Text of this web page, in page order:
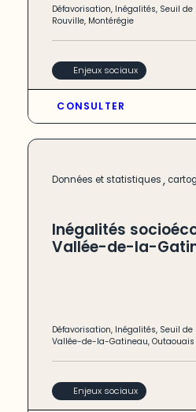
Défavorisation, Inégalités, Seuil
Rouville, Montérégie
Enjeux sociaux
CONSULTER
Données et statistiques,
Inégalités
Vallée-de-la-
Défavorisation, Inégalités, Seuil
Vallée-de-la-Gatineau,Outaouais
Enjeux sociaux